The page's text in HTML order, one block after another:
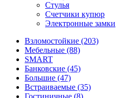
Стулья
Счетчики купюр
Электронные замки
Взломостойкие (203)
Мебельные (88)
SMART
Банковские (45)
Большие (47)
Встраиваемые (35)
Гостиничные (8)